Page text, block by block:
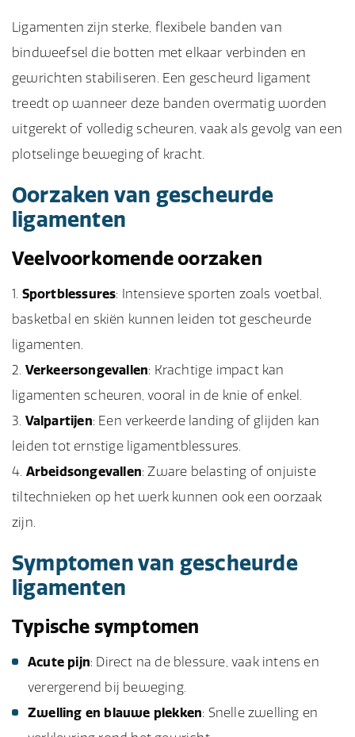
Ligamenten zijn sterke, flexibele banden van
bindweefsel die botten met elkaar verbinden en
gewrichten stabiliseren. Een gescheurd ligament
treedt op wanneer deze banden overmatig worden
uitgerekt of volledig scheuren, vaak als gevolg van een
plotselinge beweging of kracht.
Oorzaken van gescheurde
ligamenten
Veelvoorkomende oorzaken
Sportblessures: Intensieve sporten zoals voetbal,
basketbal en skiën kunnen leiden tot gescheurde
ligamenten.
Verkeersongevallen: Krachtige impact kan
ligamenten scheuren, vooral in de knie of enkel.
Valpartijen: Een verkeerde landing of glijden kan
leiden tot ernstige ligamentblessures.
Arbeidsongevallen: Zware belasting of onjuiste
tiltechnieken op het werk kunnen ook een oorzaak
zijn.
Symptomen van gescheurde
ligamenten
Typische symptomen
Acute pijn: Direct na de blessure, vaak intens en
verergerend bij beweging.
Zwelling en blauwe plekken: Snelle zwelling en